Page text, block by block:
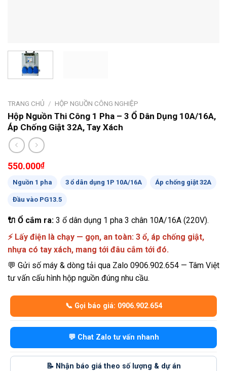
TRANG CHỦ / HỘP NGUỒN CÔNG NGHIỆP
Hộp Nguồn Thi Công 1 Pha – 3 Ổ Dân Dụng 10A/16A,
Áp Chống Giật 32A, Tay Xách
550.000₫
Nguồn 1 pha 3 ổ dân dụng 1P 10A/16A Áp chống giật 32A
Đầu vào PG13.5
🔌 Ổ cắm ra: 3 ổ dân dụng 1 pha 3 chân 10A/16A (220V).
⚡ Lấy điện là chạy — gọn, an toàn: 3 ổ, áp chống giật,
nhựa có tay xách, mang tới đâu cắm tới đó.
💬 Gửi số máy & dòng tải qua Zalo 0906.902.654 — Tâm Việt
tư vấn cấu hình hộp nguồn đúng nhu cầu.
📞 Gọi báo giá: 0906.902.654
💬 Chat Zalo tư vấn nhanh
📝 Nhận báo giá theo số lượng & dự án